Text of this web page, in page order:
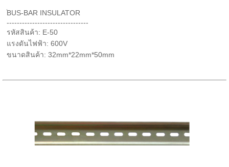
ฺ๊BUS-BAR INSULATOR
--------------------------------
รหัสสินค้า: E-50
แรงดันไฟฟ้า: 600V
ขนาดสินค้า: 32mm*22mm*50mm